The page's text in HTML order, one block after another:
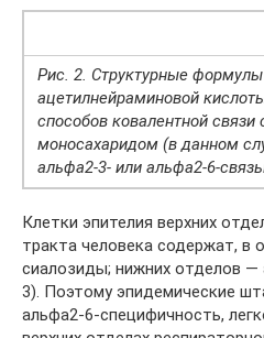
Рис. 2. Структурные формулы
ацетилнейраминовой
способов ковалентной
моносахаридом (в данном
альфа2-3- или альфа2-6-
Клетки эпителия верхних
тракта человека содержат, в
сиалозиды; нижних отделов
3). Поэтому эпидемические
альфа2-6-специфичность,